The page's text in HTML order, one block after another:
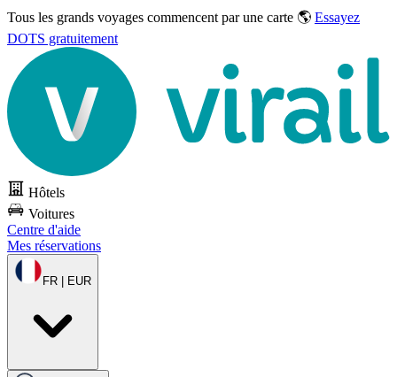
Tous les grands voyages commencent par une carte 🌎 Essayez
DOTS gratuitement
Hôtels
Voitures
Centre d'aide
Mes réservations
FR | EUR